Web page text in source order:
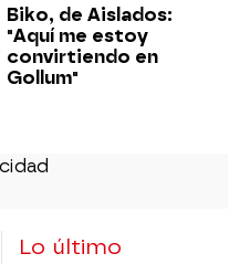
Biko, de Aislados:
"Aquí me estoy
convirtiendo en
Gollum"
Lo último